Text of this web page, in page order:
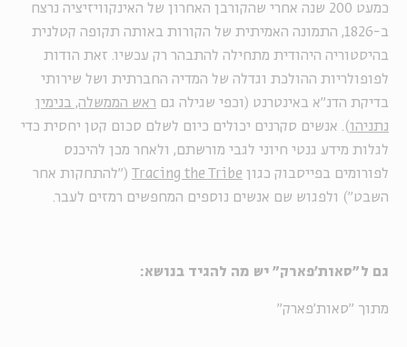
כמעט 200 שנה אחרי שהקורבן האחרון של האינקוויזיציה נרצח
ב-1826, התמונה האמיתית של הקורות באותה תקופה קטלנית
בהיסטוריה היהודית מתחילה להתבהר רק עכשיו. זאת הודות
לפופולריות ההולכת וגדלה של המדיה החברתית ושל שירותי
בדיקת הדנ"א באינטרנט (וכפי שגילה גם ראש הממשלה, בנימין
נתניהו). אנשים סקרנים יכולים כיום לשלם סכום קטן יחסית כדי
לגלות מידע גנטי חיוני לגבי מורשתם, ולאחר מכן להיכנס
לפורומים בפייסבוק כגון Tracing the Tribe
("להתחקות אחר
השבט") ולפגוש שם אנשים נוספים המחפשים רמזים לעבר.
גם ל"סאות'פארק" יש מה להגיד בנושא:
מתוך "סאות'פארק"